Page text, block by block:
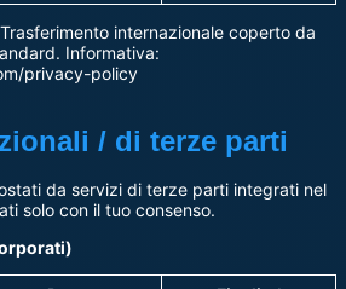
internazionale coperto da
Informativa:
privacy-policy
/ di terze parti
da servizi di terze parti integrati nel
solo con il tuo consenso.